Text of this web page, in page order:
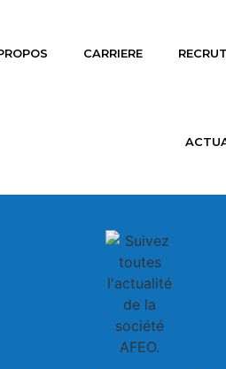
CARRIERE